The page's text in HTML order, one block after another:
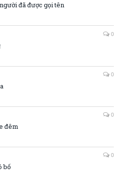
đã được gọi tên
0
0
0
đêm
0
bố